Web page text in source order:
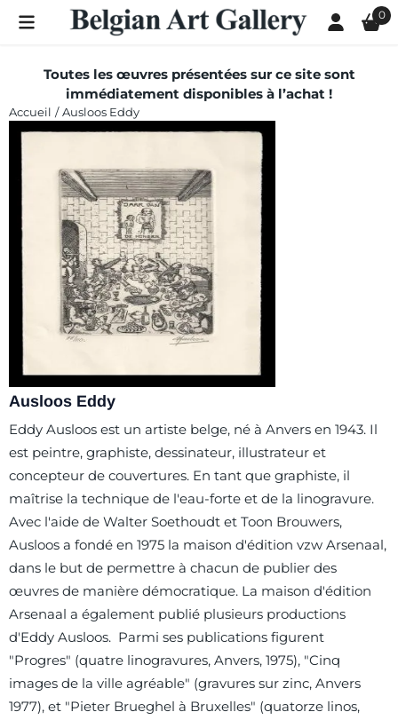
Les préférences de cookies sont actuellement fermées. 0
Toutes les œuvres présentées sur ce site sont
immédiatement disponibles à l’achat !
Accueil / Ausloos Eddy
Ausloos Eddy
Eddy Ausloos est un artiste belge, né à Anvers en 1943. Il
est peintre, graphiste, dessinateur, illustrateur et
concepteur de couvertures. En tant que graphiste, il
maîtrise la technique de l'eau-forte et de la linogravure.
Avec l'aide de Walter Soethoudt et Toon Brouwers,
Ausloos a fondé en 1975 la maison d'édition vzw Arsenaal,
dans le but de permettre à chacun de publier des
œuvres de manière démocratique. La maison d'édition
Arsenaal a également publié plusieurs productions
d'Eddy Ausloos. Parmi ses publications figurent
"Progres" (quatre linogravures, Anvers, 1975), "Cinq
images de la ville agréable" (gravures sur zinc, Anvers
1977), et "Pieter Brueghel à Bruxelles" (quatorze linos,